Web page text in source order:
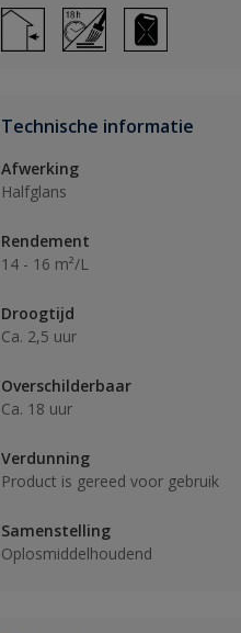
Technische informatie
Afwerking
Halfglans
Rendement
14 - 16 m²/L
Droogtijd
Ca. 2,5 uur
Overschilderbaar
Ca. 18 uur
Verdunning
Product is gereed voor gebruik
Samenstelling
Oplosmiddelhoudend